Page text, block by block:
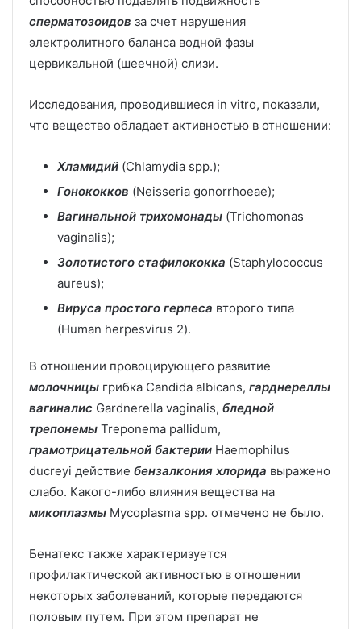
сперматозоидов за счет нарушения
электролитного баланса водной фазы
цервикальной (шеечной) слизи.
Исследования, проводившиеся in vitro, показали,
что вещество обладает активностью в отношении:
Хламидий (Chlamydia spp.);
Гонококков (Neisseria gonorrhoeae);
Вагинальной трихомонады (Trichomonas
vaginalis);
Золотистого стафилококка (Staphylococcus
aureus);
Вируса простого герпеса второго типа
(Human herpesvirus 2).
В отношении провоцирующего развитие
молочницы грибка Candida albicans, гарднереллы
вагиналис Gardnerella vaginalis, бледной
трепонемы Treponema pallidum,
грамотрицательной бактерии Haemophilus
ducreyi действие бензалкония хлорида выражено
слабо. Какого-либо влияния вещества на
микоплазмы Mycoplasma spp. отмечено не было.
Бенатекс также характеризуется
профилактической активностью в отношении
некоторых заболеваний, которые передаются
половым путем. При этом препарат не